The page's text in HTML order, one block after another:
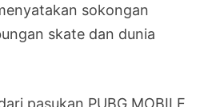
sokongan
skate dan dunia
pasukan PUBG MOBILE